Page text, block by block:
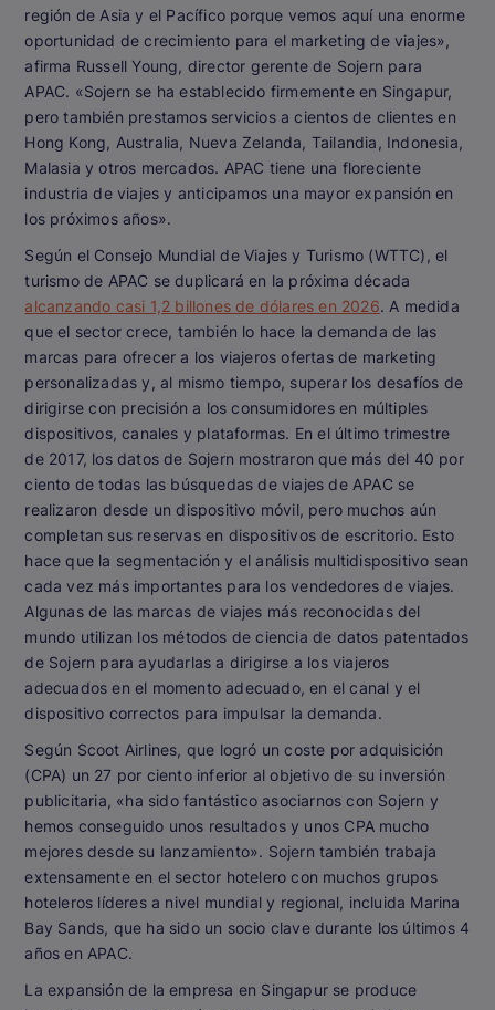
región de Asia y el Pacífico porque vemos aquí una enorme
oportunidad de crecimiento para el marketing de viajes»,
afirma Russell Young, director gerente de Sojern para
APAC. «Sojern se ha establecido firmemente en Singapur,
pero también prestamos servicios a cientos de clientes en
Hong Kong, Australia, Nueva Zelanda, Tailandia, Indonesia,
Malasia y otros mercados. APAC tiene una floreciente
industria de viajes y anticipamos una mayor expansión en
los próximos años».
Según el Consejo Mundial de Viajes y Turismo (WTTC), el
turismo de APAC se duplicará en la próxima década
alcanzando casi 1,2 billones de dólares en 2026. A medida
que el sector crece, también lo hace la demanda de las
marcas para ofrecer a los viajeros ofertas de marketing
personalizadas y, al mismo tiempo, superar los desafíos de
dirigirse con precisión a los consumidores en múltiples
dispositivos, canales y plataformas. En el último trimestre
de 2017, los datos de Sojern mostraron que más del 40 por
ciento de todas las búsquedas de viajes de APAC se
realizaron desde un dispositivo móvil, pero muchos aún
completan sus reservas en dispositivos de escritorio. Esto
hace que la segmentación y el análisis multidispositivo sean
cada vez más importantes para los vendedores de viajes.
Algunas de las marcas de viajes más reconocidas del
mundo utilizan los métodos de ciencia de datos patentados
de Sojern para ayudarlas a dirigirse a los viajeros
adecuados en el momento adecuado, en el canal y el
dispositivo correctos para impulsar la demanda.
Según Scoot Airlines, que logró un coste por adquisición
(CPA) un 27 por ciento inferior al objetivo de su inversión
publicitaria, «ha sido fantástico asociarnos con Sojern y
hemos conseguido unos resultados y unos CPA mucho
mejores desde su lanzamiento». Sojern también trabaja
extensamente en el sector hotelero con muchos grupos
hoteleros líderes a nivel mundial y regional, incluida Marina
Bay Sands, que ha sido un socio clave durante los últimos 4
años en APAC.
La expansión de la empresa en Singapur se produce